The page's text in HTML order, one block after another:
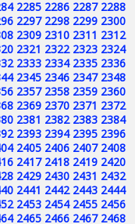
2285 2286 2287 2288
2297 2298 2299 2300
2309 2310 2311 2312
2321 2322 2323 2324
2333 2334 2335 2336
2345 2346 2347 2348
2357 2358 2359 2360
2369 2370 2371 2372
2381 2382 2383 2384
2393 2394 2395 2396
2405 2406 2407 2408
2417 2418 2419 2420
2429 2430 2431 2432
2441 2442 2443 2444
2453 2454 2455 2456
2465 2466 2467 2468